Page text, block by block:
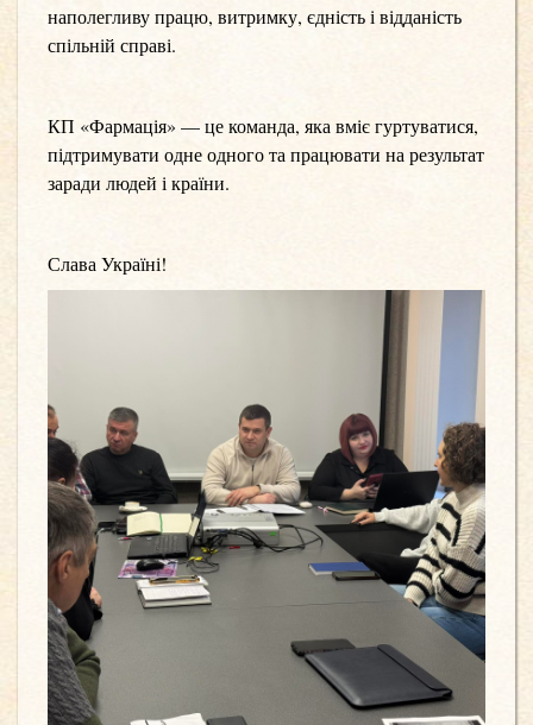
наполегливу працю, витримку, єдність і відданість
спільній справі.
КП «Фармація» — це команда, яка вміє гуртуватися,
підтримувати одне одного та працювати на результат
заради людей і країни.
Слава Україні!